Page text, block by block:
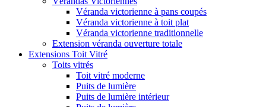
Véranda victorienne à pans coupés
Véranda victorienne à toit plat
Véranda victorienne traditionnelle
Extension véranda ouverture totale
Extensions Toit Vitré
Toits vitrés
Toit vitré moderne
Puits de lumière
Puits de lumière intérieur